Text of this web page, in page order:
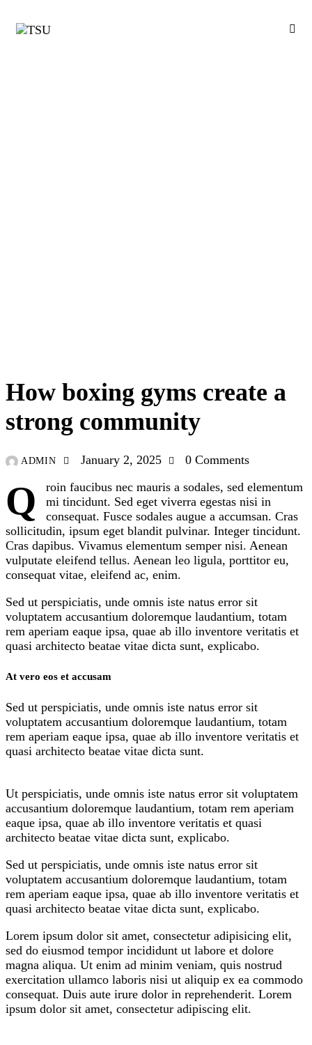
How boxing gyms create a
strong community
ADMIN January 2, 2025 0 Comments
Qroin faucibus nec mauris a sodales, sed elementum
mi tincidunt. Sed eget viverra egestas nisi in
consequat. Fusce sodales augue a accumsan. Cras
sollicitudin, ipsum eget blandit pulvinar. Integer tincidunt.
Cras dapibus. Vivamus elementum semper nisi. Aenean
vulputate eleifend tellus. Aenean leo ligula, porttitor eu,
consequat vitae, eleifend ac, enim.
Sed ut perspiciatis, unde omnis iste natus error sit
voluptatem accusantium doloremque laudantium, totam
rem aperiam eaque ipsa, quae ab illo inventore veritatis et
quasi architecto beatae vitae dicta sunt, explicabo.
At vero eos et accusam
Sed ut perspiciatis, unde omnis iste natus error sit
voluptatem accusantium doloremque laudantium, totam
rem aperiam eaque ipsa, quae ab illo inventore veritatis et
quasi architecto beatae vitae dicta sunt.
Ut perspiciatis, unde omnis iste natus error sit voluptatem
accusantium doloremque laudantium, totam rem aperiam
eaque ipsa, quae ab illo inventore veritatis et quasi
architecto beatae vitae dicta sunt, explicabo.
Sed ut perspiciatis, unde omnis iste natus error sit
voluptatem accusantium doloremque laudantium, totam
rem aperiam eaque ipsa, quae ab illo inventore veritatis et
quasi architecto beatae vitae dicta sunt, explicabo.
Lorem ipsum dolor sit amet, consectetur adipisicing elit,
sed do eiusmod tempor incididunt ut labore et dolore
magna aliqua. Ut enim ad minim veniam, quis nostrud
exercitation ullamco laboris nisi ut aliquip ex ea commodo
consequat. Duis aute irure dolor in reprehenderit. Lorem
ipsum dolor sit amet, consectetur adipiscing elit.